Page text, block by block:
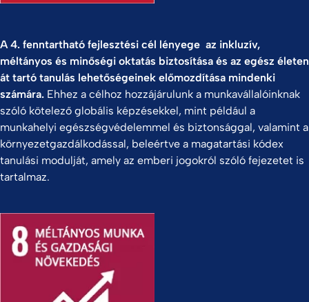
A 4. fenntartható fejlesztési cél lényege az inkluzív,
méltányos és minőségi oktatás biztosítása és az egész életen
át tartó tanulás lehetőségeinek előmozdítása mindenki
számára. Ehhez a célhoz hozzájárulunk a munkavállalóinknak
szóló kötelező globális képzésekkel, mint például a
munkahelyi egészségvédelemmel és biztonsággal, valamint a
környezetgazdálkodással, beleértve a magatartási kódex
tanulási modulját, amely az emberi jogokról szóló fejezetet is
tartalmaz.